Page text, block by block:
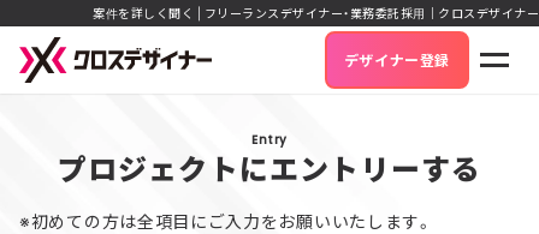
案件を詳しく聞く | フリーランスデザイナー・業務委託採用｜クロスデザイナー
デザイナー登録
Entry
プロジェクトにエントリーする
※初めての方は全項目にご入力をお願いいたします。